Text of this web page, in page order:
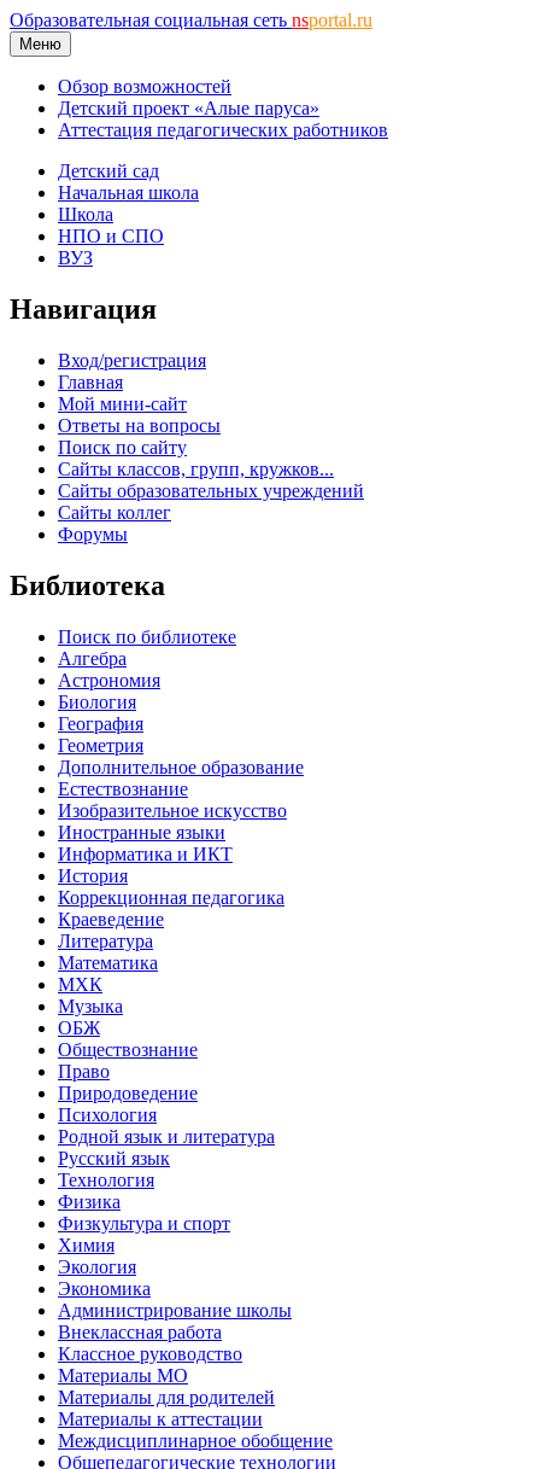
Образовательная социальная сеть nsportal.ru
Меню
Обзор возможностей
Детский проект «Алые паруса»
Аттестация педагогических работников
Детский сад
Начальная школа
Школа
НПО и СПО
ВУЗ
Навигация
Вход/регистрация
Главная
Мой мини-сайт
Ответы на вопросы
Поиск по сайту
Сайты классов, групп, кружков...
Сайты образовательных учреждений
Сайты коллег
Форумы
Библиотека
Поиск по библиотеке
Алгебра
Астрономия
Биология
География
Геометрия
Дополнительное образование
Естествознание
Изобразительное искусство
Иностранные языки
Информатика и ИКТ
История
Коррекционная педагогика
Краеведение
Литература
Математика
МХК
Музыка
ОБЖ
Обществознание
Право
Природоведение
Психология
Родной язык и литература
Русский язык
Технология
Физика
Физкультура и спорт
Химия
Экология
Экономика
Администрирование школы
Внеклассная работа
Классное руководство
Материалы МО
Материалы для родителей
Материалы к аттестации
Междисциплинарное обобщение
Общепедагогические технологии